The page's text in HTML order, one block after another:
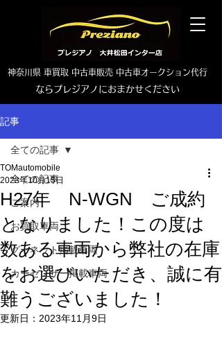
神奈川県 車買取 中古車販売 中古車オークション代行
ならプレジアノにおまかせください
TEL0465-46-6667
記事
全ての記事
ご案内
お買取車両
グーネット掲載車両
カーセンサー掲載車両
全ての記事
H27年 N-WGN ご成約
となりました！この度は
数ある車両から弊社の在庫
をお選びいただき、誠に有
難うございました！
TOMautomobile
2023年10月15日
更新日： 2023年11月9日